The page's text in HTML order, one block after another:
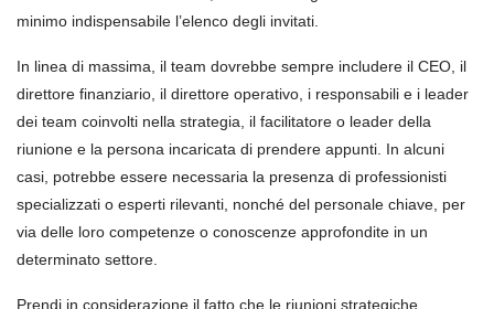
minimo indispensabile l’elenco degli invitati.
In linea di massima, il team dovrebbe sempre includere il CEO, il
direttore finanziario, il direttore operativo, i responsabili e i leader
dei team coinvolti nella strategia, il facilitatore o leader della
riunione e la persona incaricata di prendere appunti. In alcuni
casi, potrebbe essere necessaria la presenza di professionisti
specializzati o esperti rilevanti, nonché del personale chiave, per
via delle loro competenze o conoscenze approfondite in un
determinato settore.
Prendi in considerazione il fatto che le riunioni strategiche